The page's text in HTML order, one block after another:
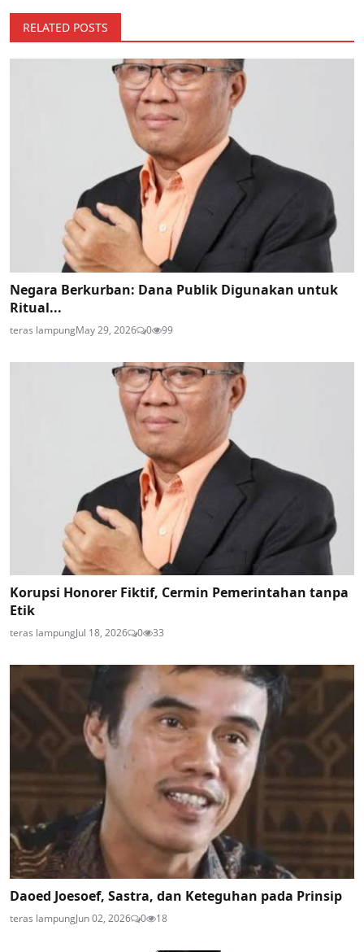
RELATED POSTS
Negara Berkurban: Dana Publik Digunakan untuk
Ritual...
teras lampungMay 29, 2026 0 99
Korupsi Honorer Fiktif, Cermin Pemerintahan tanpa
Etik
teras lampungJul 18, 2026 0 33
Daoed Joesoef, Sastra, dan Keteguhan pada Prinsip
teras lampungJun 02, 2026 0 18